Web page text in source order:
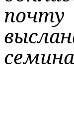
почту